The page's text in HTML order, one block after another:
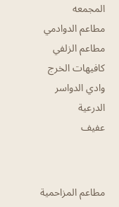
المجمعه
مطاعم الدوادمي
مطاعم الزلفي
كافيهات الخرج
وادي الدواسر
الدرعية
عفيف
مطاعم المزاحمية